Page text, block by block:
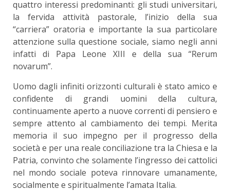
quattro interessi predominanti: gli studi universitari,
la fervida attività pastorale, l’inizio della sua
“carriera” oratoria e importante la sua particolare
attenzione sulla questione sociale, siamo negli anni
infatti di Papa Leone XIII e della sua “Rerum
novarum”.
Uomo dagli infiniti orizzonti culturali è stato amico e
confidente di grandi uomini della cultura,
continuamente aperto a nuove correnti di pensiero e
sempre attento al cambiamento dei tempi. Merita
memoria il suo impegno per il progresso della
società e per una reale conciliazione tra la Chiesa e la
Patria, convinto che solamente l’ingresso dei cattolici
nel mondo sociale poteva rinnovare umanamente,
socialmente e spiritualmente l’amata Italia.